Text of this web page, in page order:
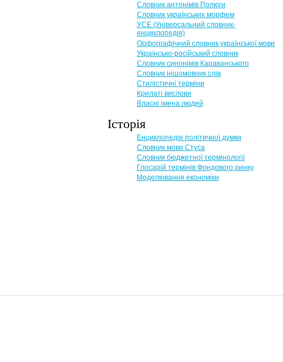
Словник антонімів Полюги
Словник українських морфем
УСЕ (Універсальний словник-
енциклопедія)
Орфографічний словник української мови
Українсько-російський словник
Словник синонімів Караванського
Словник іншомовник слів
Стилістичні терміни
Крилаті вислови
Власні імена людей
Історія
Енциклопедія політичної думки
Словник мови Стуса
Словник бюджетної термінології
Глосарій термінів Фондового ринку
Моделювання економіки